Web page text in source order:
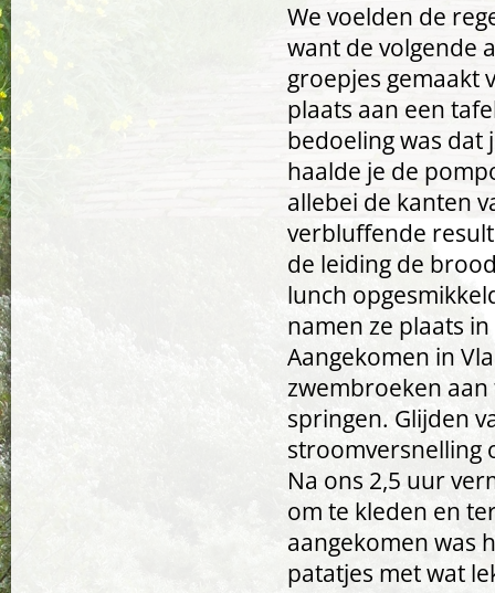
We voelden de
want de volgende
groepjes gemaakt
plaats aan een
bedoeling was dat
haalde je de
allebei de kanten
verbluffende
de leiding de
lunch
namen ze plaats
Aangekomen in
zwembroeken
springen. Glijden
stroomversnelling
Na ons 2,5 uur
om te kleden en
aangekomen was
patatjes met wat